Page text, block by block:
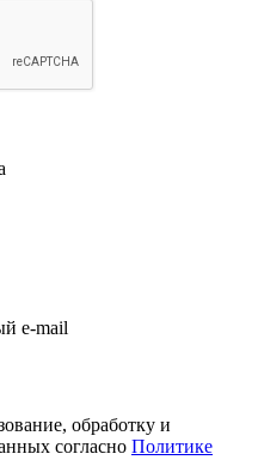
e-mail
обработку и
согласно Политике